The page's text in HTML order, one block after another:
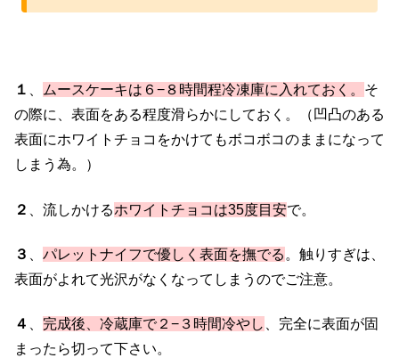
１ ムースケーキは６−８時間程冷凍庫に入れておく。 そ
の際に、表面をある程度滑らかにしておく。（凹凸のある
表面にホワイトチョコをかけてもボコボコのままになって
しまう為。）
２ 、流しかけるホワイトチョコは35度目安で。
３ パレットナイフで優しく表面を撫でる 。触りすぎは、
表面がよれて光沢がなくなってしまうのでご注意。
４ 、 完成後、冷蔵庫で２−３時間冷やし 、完全に表面が固
まったら切って下さい。